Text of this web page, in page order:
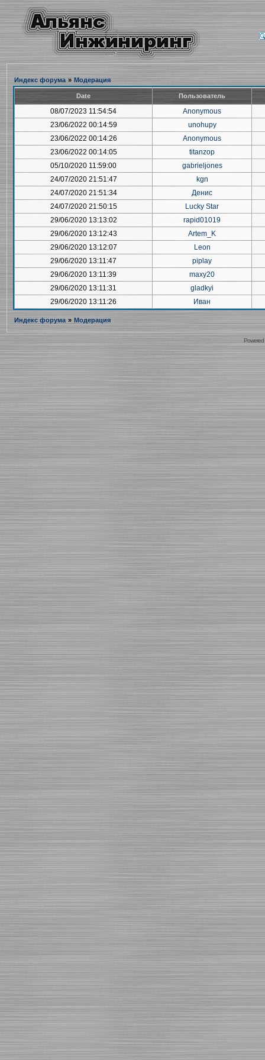
Индекс форума » Модерация
Date Пользователь
08/07/2023 11:54:54
Anonymous
23/06/2022 00:14:59
unohupy
23/06/2022 00:14:26
Anonymous
23/06/2022 00:14:05
titanzop
05/10/2020 11:59:00
gabrieljones
24/07/2020 21:51:47
kgn
24/07/2020 21:51:34
Денис
24/07/2020 21:50:15
Lucky Star
29/06/2020 13:13:02
rapid01019
29/06/2020 13:12:43
Artem_K
29/06/2020 13:12:07
Leon
29/06/2020 13:11:47
piplay
29/06/2020 13:11:39
maxy20
29/06/2020 13:11:31
gladkyi
29/06/2020 13:11:26
Иван
Индекс форума » Модерация